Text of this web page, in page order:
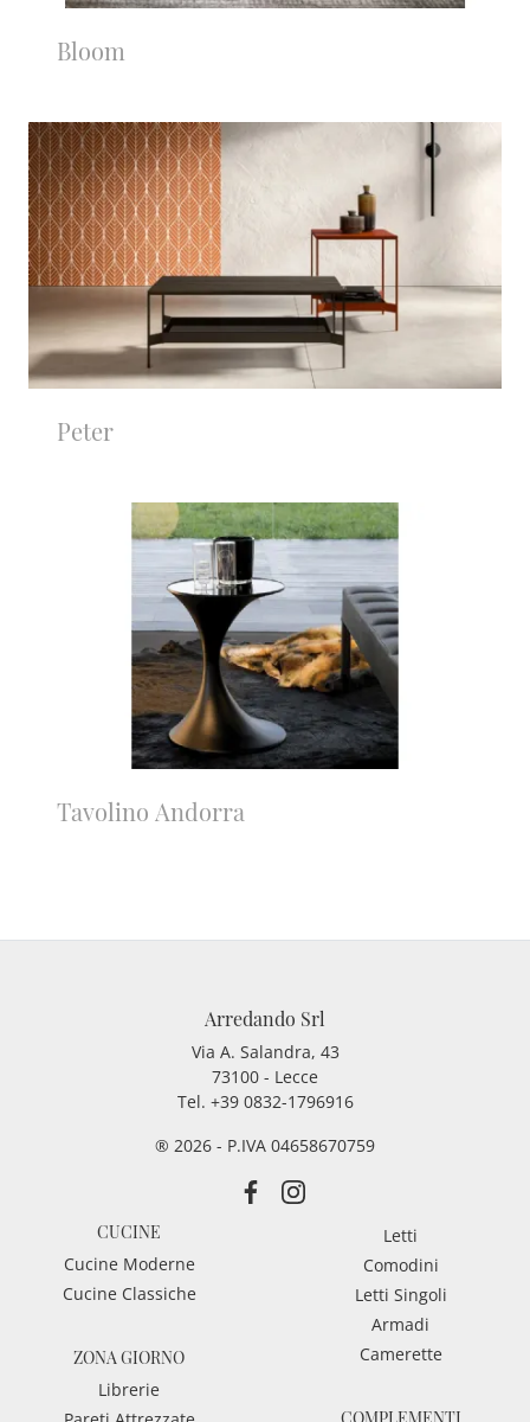
Bloom
Peter
Tavolino Andorra
Arredando Srl
Via A. Salandra, 43
73100 - Lecce
Tel. +39 0832-1796916
® 2026 - P.IVA 04658670759
CUCINE
Cucine Moderne
Cucine Classiche
ZONA GIORNO
Librerie
Letti
Comodini
Letti Singoli
Armadi
Camerette